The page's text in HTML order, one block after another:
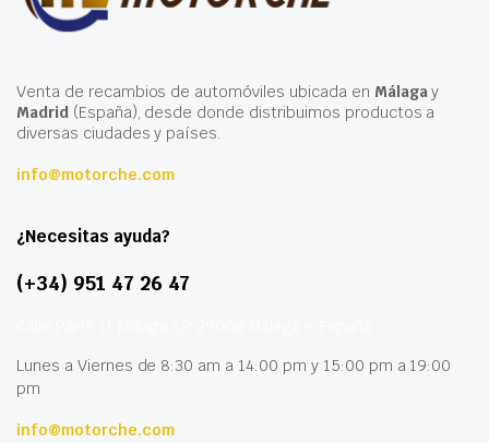
Venta de recambios de automóviles ubicada en Málagay
Madrid(España), desde donde distribuimos productos a
diversas ciudades y países.
info@motorche.com
¿Necesitas ayuda?
(+34) 951 47 26 47
Lunes a Viernes de 8:30 am a 14:00 pm y 15:00 pm a 19:00
pm
info@motorche.com